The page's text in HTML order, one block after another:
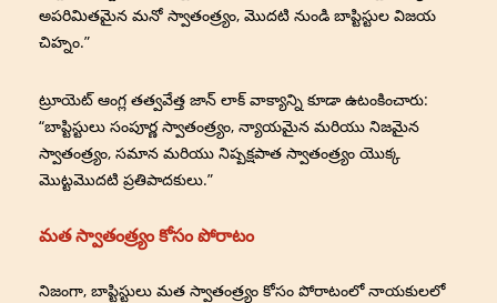
అపరిమితమైన మనో స్వాతంత్ర్యం, మొదటి నుండి బాప్టిస్టుల విజయ
చిహ్నం.”
ట్రూయెట్ ఆంగ్ల తత్వవేత్త జాన్ లాక్ వాక్యాన్ని కూడా ఉటంకించారు:
“బాప్టిస్టులు సంపూర్ణ స్వాతంత్ర్యం, న్యాయమైన మరియు నిజమైన
స్వాతంత్ర్యం, సమాన మరియు నిష్పక్షపాత స్వాతంత్ర్యం యొక్క
మొట్టమొదటి ప్రతిపాదకులు.”
మత స్వాతంత్ర్యం కోసం పోరాటం
నిజంగా, బాప్టిస్టులు మత స్వాతంత్ర్యం కోసం పోరాటంలో నాయకులలో